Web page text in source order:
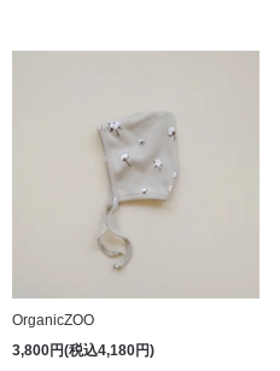
OrganicZOO
3,800円(税込4,180円)